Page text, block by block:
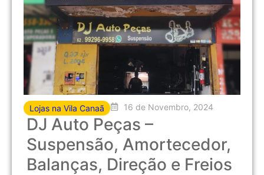
Lojas na Vila Canaã 16 de Novembro, 2024
DJ Auto Peças –
Suspensão, Amortecedor,
Balanças, Direção e Freios